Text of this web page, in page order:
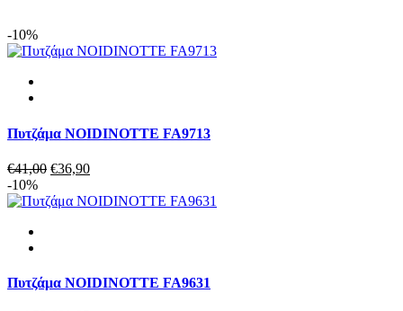
-10%
Πυτζάμα NOIDINOTTE FA9713
€41,00 Original
was:
€36,90Η
τιμή
-10%
Πυτζάμα NOIDINOTTE FA9631